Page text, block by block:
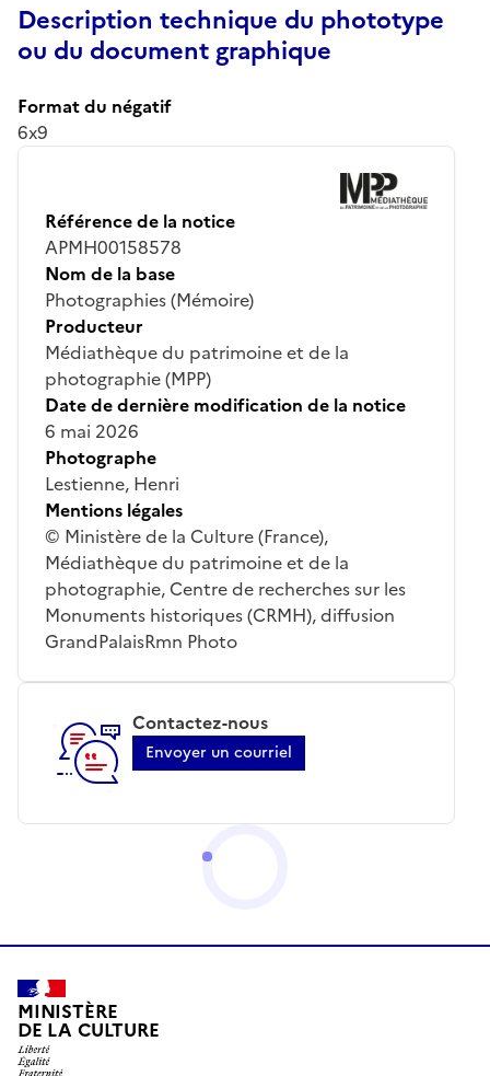
Description technique du phototype
ou du document graphique
Format du négatif
6x9
Référence de la notice
APMH00158578
Nom de la base
Photographies (Mémoire)
Producteur
Médiathèque du patrimoine et de la
photographie (MPP)
Date de dernière modification de la notice
6 mai 2026
Photographe
Lestienne, Henri
Mentions légales
© Ministère de la Culture (France),
Médiathèque du patrimoine et de la
photographie, Centre de recherches sur les
Monuments historiques (CRMH), diffusion
GrandPalaisRmn Photo
Contactez-nous
Envoyer un courriel
MINISTÈRE
DE LA CULTURE